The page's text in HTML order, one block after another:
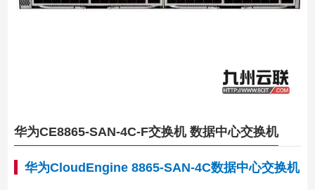
华为CE8865-SAN-4C-F交换机 数据中心交换机
华为CloudEngine 8865-SAN-4C数据中心交换机